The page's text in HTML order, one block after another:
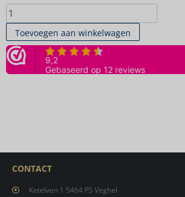
Toevoegen aan winkelwagen
CONTACT
Ketelven 1 5464 PS Veghel